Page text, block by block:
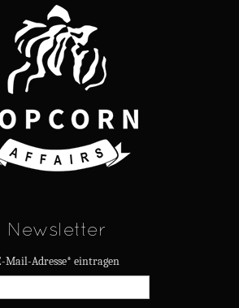
Newsletter
Mail-Adresse* eintragen